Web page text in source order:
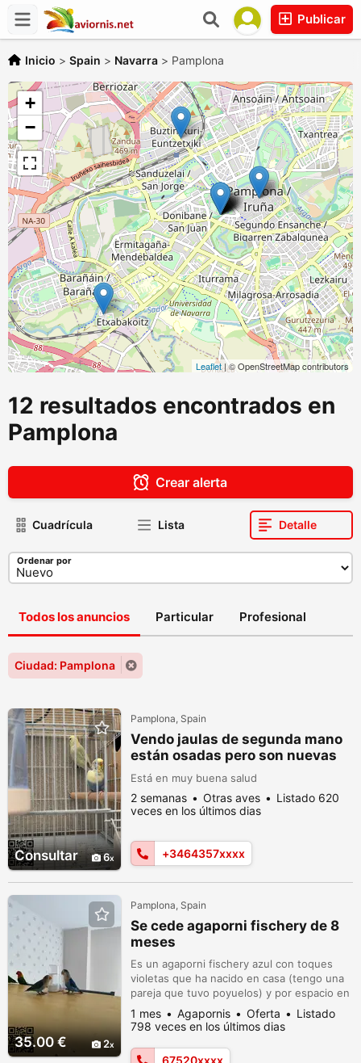
Publicar
Inicio > Spain > Navarra > Pamplona
+
−
Leaflet| © OpenStreetMap contributors
12 resultados encontrados en
Pamplona
Crear alerta
Cuadrícula Lista Detalle
Ordenar por
Todos los anuncios Particular Profesional
Ciudad: Pamplona
Consultar 6
Pamplona, Spain
Vendo jaulas de segunda mano
están osadas pero son nuevas
canarios periquitos Y diamantes
Está en muy buena salud
2 semanas Otras aves
Listado 620
veces en los últimos dias
+3464357xxxx
35.00 € 2
Pamplona, Spain
Se cede agaporni fischery de 8
meses
Es un agaporni fischery azul con toques
violetas que ha nacido en casa (tengo una
pareja que tuvo poyuelos) y por espacio en
la jaula y para su confort creo que estaría
mejor con otra familia que le diera la
en noviembre de 2025. En una foto
1 mes Agapornis Oferta
Listado
798 veces en los últimos dias
67520xxxx